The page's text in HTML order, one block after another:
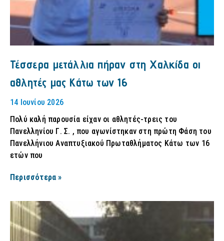
Τέσσερα μετάλλια πήραν στη Χαλκίδα οι
αθλητές μας Κάτω των 16
14 Ιουνίου 2026
Πολύ καλή παρουσία είχαν οι αθλητές-τρεις του
Πανελληνίου Γ. Σ. , που αγωνίστηκαν στη πρώτη Φάση του
Πανελλήνιου Αναπτυξιακού Πρωταθλήματος Κάτω των 16
ετών που
Περισσότερα »